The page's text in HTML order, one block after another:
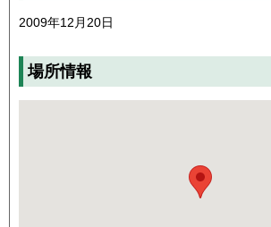
2009年12月20日
場所情報